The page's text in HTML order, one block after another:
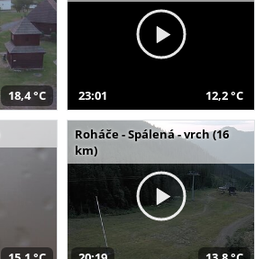
18,4 °C 23:01 12,2 °C
Roháče - Spálená - vrch (16
km)